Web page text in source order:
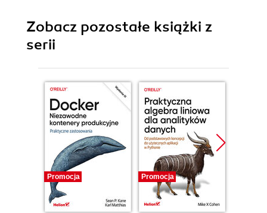
Zobacz pozostałe książki z
serii
Promocja Promocja